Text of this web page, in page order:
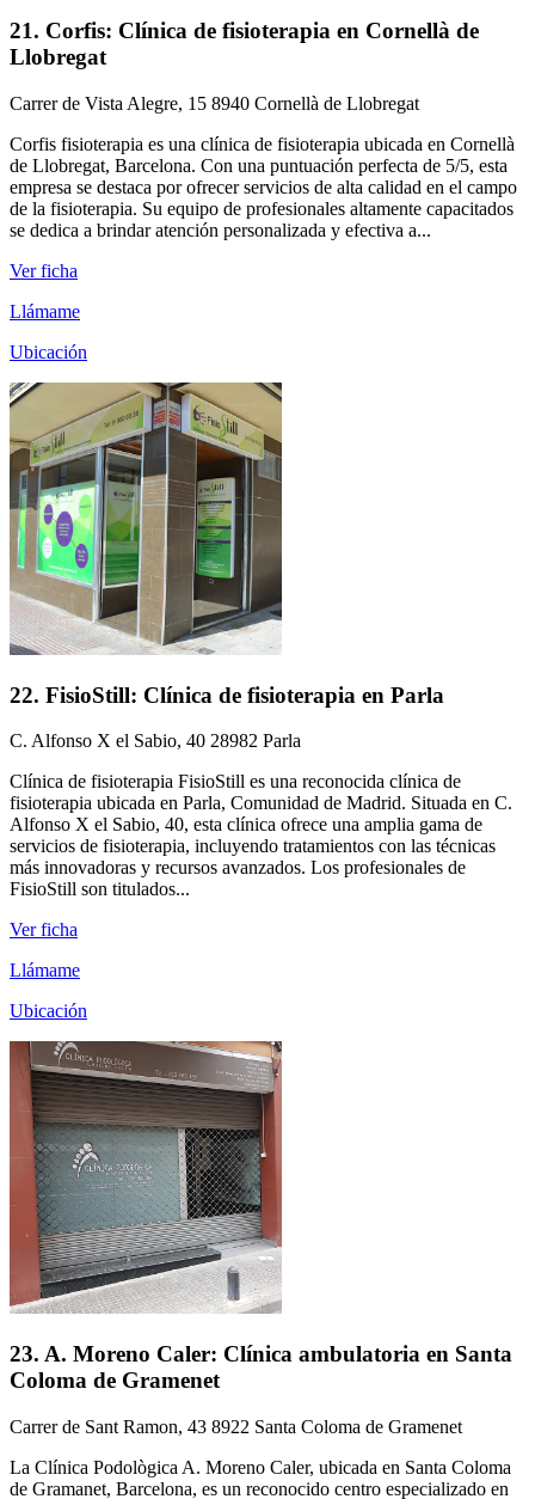
21. Corfis: Clínica de fisioterapia en Cornellà de
Llobregat
Carrer de Vista Alegre, 15 8940 Cornellà de Llobregat
Corfis fisioterapia es una clínica de fisioterapia ubicada en Cornellà
de Llobregat, Barcelona. Con una puntuación perfecta de 5/5, esta
empresa se destaca por ofrecer servicios de alta calidad en el campo
de la fisioterapia. Su equipo de profesionales altamente capacitados
se dedica a brindar atención personalizada y efectiva a...
Ver ficha
Llámame
Ubicación
22. FisioStill: Clínica de fisioterapia en Parla
C. Alfonso X el Sabio, 40 28982 Parla
Clínica de fisioterapia FisioStill es una reconocida clínica de
fisioterapia ubicada en Parla, Comunidad de Madrid. Situada en C.
Alfonso X el Sabio, 40, esta clínica ofrece una amplia gama de
servicios de fisioterapia, incluyendo tratamientos con las técnicas
más innovadoras y recursos avanzados. Los profesionales de
FisioStill son titulados...
Ver ficha
Llámame
Ubicación
23. A. Moreno Caler: Clínica ambulatoria en Santa
Coloma de Gramenet
Carrer de Sant Ramon, 43 8922 Santa Coloma de Gramenet
La Clínica Podològica A. Moreno Caler, ubicada en Santa Coloma
de Gramanet, Barcelona, es un reconocido centro especializado en